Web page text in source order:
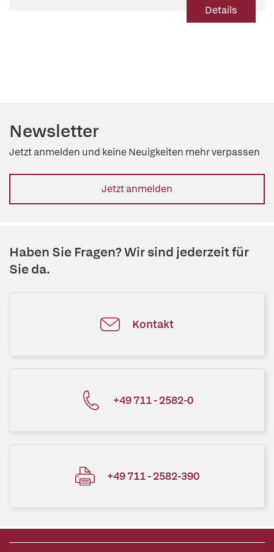
Details
Newsletter
Jetzt anmelden und keine Neuigkeiten mehr verpassen
Jetzt anmelden
Haben Sie Fragen? Wir sind jederzeit für
Sie da.
Kontakt
+49 711 - 2582-0
+49 711 - 2582-390